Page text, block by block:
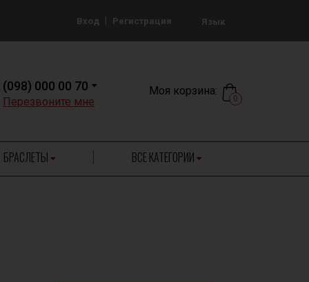
Вход Регистрация Язык
(098) 000 00 70
Перезвоните мне
Моя корзина:
0
БРАСЛЕТЫ ВСЕ КАТЕГОРИИ